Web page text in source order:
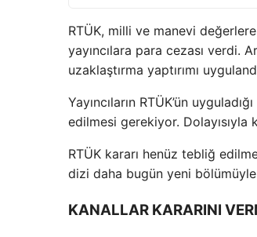
RTÜK, milli ve manevi
yayıncılara para cezası verdi.
uzaklaştırma yaptırımı
Yayıncıların RTÜK’ün
edilmesi gerekiyor.
RTÜK kararı henüz tebliğ
dizi daha bugün yeni bölümüyle
KANALLAR KARARINI